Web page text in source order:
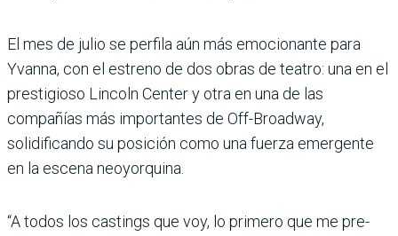
El mes de julio se perfila aún más emocionante para
Yvanna, con el estreno de dos obras de teatro: una en el
pres­tigioso Lincoln Center y otra en una de las
compañías más importantes de Off-Broad­way,
solidificando su posición como una fuerza emergente
en la escena neoyorquina.
“A todos los castings que voy, lo primero que me pre­